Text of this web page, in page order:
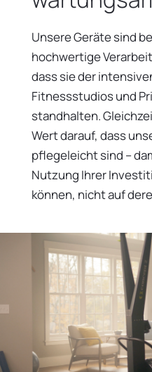
Unsere Geräte sind
hochwertige
dass sie der
Fitnessstudios und
standhalten.
Wert darauf, dass
pflegeleicht sind –
Nutzung Ihrer
können, nicht auf